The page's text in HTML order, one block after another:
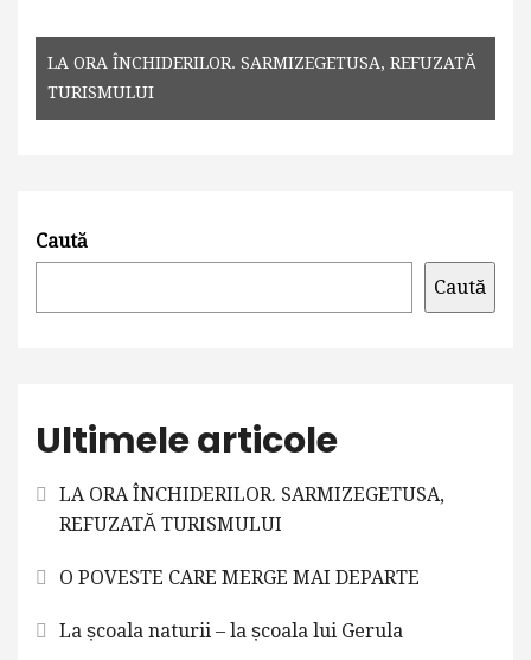
LA ORA ÎNCHIDERILOR. SARMIZEGETUSA, REFUZATĂ
TURISMULUI
Caută
Caută
Ultimele articole
LA ORA ÎNCHIDERILOR. SARMIZEGETUSA,
REFUZATĂ TURISMULUI
O POVESTE CARE MERGE MAI DEPARTE
La școala naturii – la școala lui Gerula